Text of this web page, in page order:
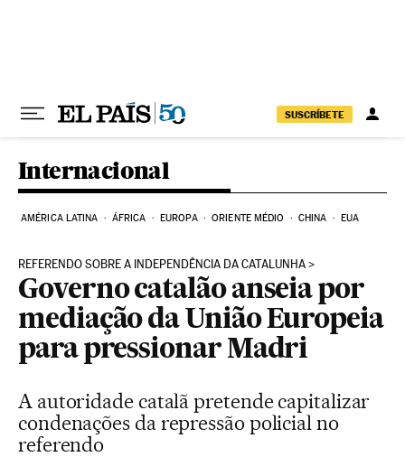
SUSCRÍBETE
Internacional
AMÉRICA LATINA ÁFRICA EUROPA ORIENTE MÉDIO CHINA EUA
REFERENDO SOBRE A INDEPENDÊNCIA DA CATALUNHA
Governo catalão anseia por
mediação da União Europeia
para pressionar Madri
A autoridade catalã pretende capitalizar
condenações da repressão policial no
referendo